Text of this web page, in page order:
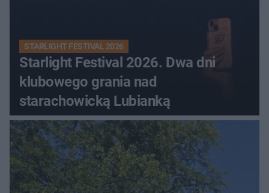
STARLIGHT FESTIVAL 2026
Starlight Festival 2026. Dwa dni
klubowego grania nad
starachowicką Lubianką